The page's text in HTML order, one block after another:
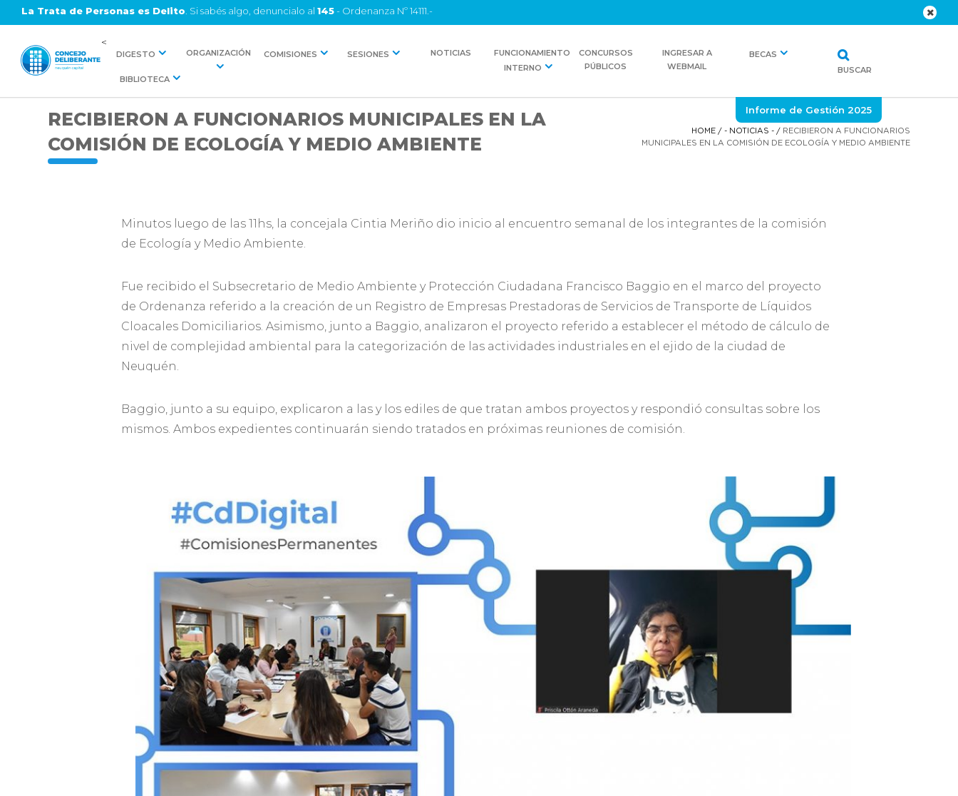
La Trata de Personas es Delito . Si sabés algo, denuncialo al 145- Ordenanza Nº 14111.-
<
DIGESTO ORGANIZACIÓN COMISIONES SESIONES NOTICIAS
FUNCIONAMIENTO
INTERNO
CONCURSOS
PÚBLICOS
INGRESAR A
WEBMAIL
BECAS
BIBLIOTECA
BUSCAR
Informe de Gestión 2025
RECIBIERON A FUNCIONARIOS MUNICIPALES EN LA
COMISIÓN DE ECOLOGÍA Y MEDIO AMBIENTE
HOME/ - NOTICIAS -/ RECIBIERON A FUNCIONARIOS
MUNICIPALES EN LA COMISIÓN DE ECOLOGÍA Y MEDIO AMBIENTE
Minutos luego de las 11hs, la concejala Cintia Meriño dio inicio al encuentro semanal de los integrantes de la comisión
de Ecología y Medio Ambiente.
Fue recibido el Subsecretario de Medio Ambiente y Protección Ciudadana Francisco Baggio en el marco del proyecto
de Ordenanza referido a la creación de un Registro de Empresas Prestadoras de Servicios de Transporte de Líquidos
Cloacales Domiciliarios. Asimismo, junto a Baggio, analizaron el proyecto referido a establecer el método de cálculo de
nivel de complejidad ambiental para la categorización de las actividades industriales en el ejido de la ciudad de
Neuquén.
Baggio, junto a su equipo, explicaron a las y los ediles de que tratan ambos proyectos y respondió consultas sobre los
mismos. Ambos expedientes continuarán siendo tratados en próximas reuniones de comisión.